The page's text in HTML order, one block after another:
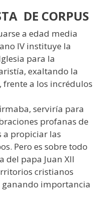
DE CORPUS
a edad media
IV instituye la
para la
exaltando la
a los incrédulos
serviría para
profanas de
a propiciar las
Pero es sobre todo
del papa Juan XII
cristianos
ganando importancia